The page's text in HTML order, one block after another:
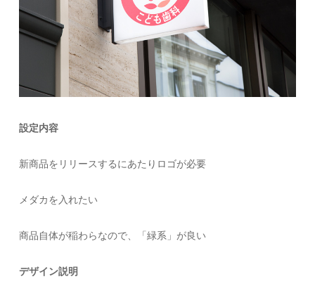
設定内容
新商品をリリースするにあたりロゴが必要
メダカを入れたい
商品自体が稲わらなので、「緑系」が良い
デザイン説明